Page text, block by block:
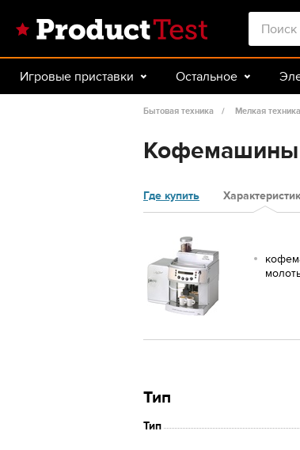
Игровые приставки Остальное
Авто Спорт и
Бытовая техника Мелкая
Кофемашины
Где купить
Тип
Тип